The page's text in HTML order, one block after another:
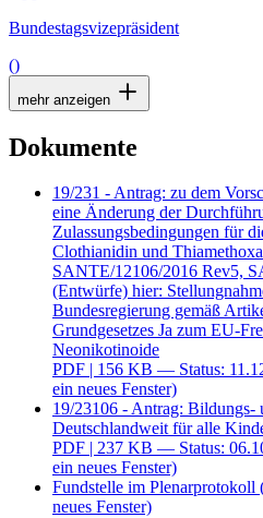
Bundestagsvizepräsident
()
mehr anzeigen
Dokumente
19/231 - Antrag: zu dem
eine Änderung der
Zulassungsbedingungen für
Clothianidin und
SANTE/12106/2016 Rev5,
(Entwürfe) hier:
Bundesregierung gemäß
Grundgesetzes Ja zum EU-
Neonikotinoide
PDF | 156 KB — Status:
ein neues Fenster)
19/23106 - Antrag: Bildungs-
Deutschlandweit für alle
PDF | 237 KB — Status:
ein neues Fenster)
Fundstelle im Plenarprotokoll
neues Fenster)